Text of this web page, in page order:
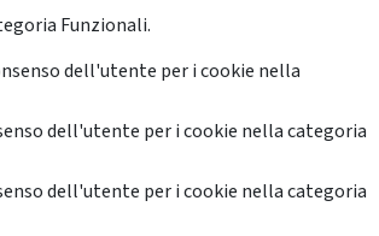
Funzionali.
dell'utente per i cookie nella
dell'utente per i cookie nella categoria
dell'utente per i cookie nella categoria